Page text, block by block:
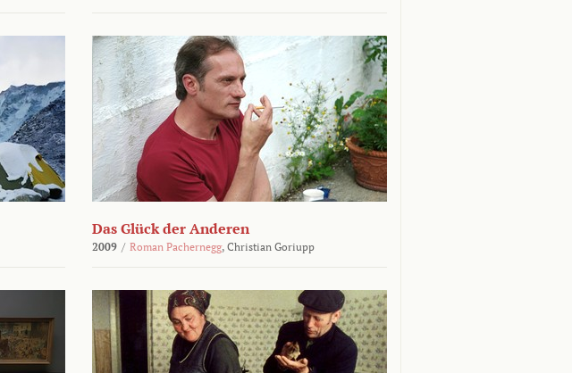
Das Glück der Anderen
2009 / Roman Pachernegg, Christian Goriupp